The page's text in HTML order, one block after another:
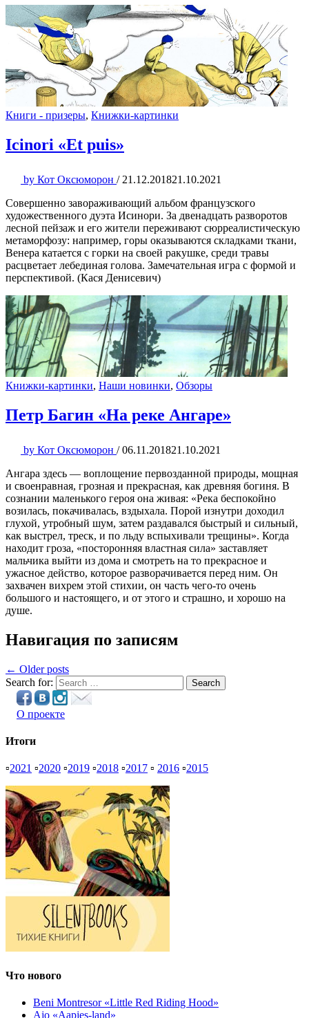
Книги - призеры, Книжки-картинки
Icinori «Et puis»
by Кот Оксюморон / 21.12.201821.10.2021
Совершенно завораживающий альбом французского
художественного дуэта Исинори. За двенадцать разворотов
лесной пейзаж и его жители переживают сюрреалистическую
метаморфозу: например, горы оказываются складками ткани,
Венера катается с горки на своей ракушке, среди травы
расцветает лебединая голова. Замечательная игра с формой и
перспективой. (Кася Денисевич)
Книжки-картинки, Наши новинки, Обзоры
Петр Багин «На реке Ангаре»
by Кот Оксюморон / 06.11.201821.10.2021
Ангара здесь — воплощение первозданной природы, мощная
и своенравная, грозная и прекрасная, как древняя богиня. В
сознании маленького героя она живая: «Река беспокойно
возилась, покачивалась, вздыхала. Порой изнутри доходил
глухой, утробный шум, затем раздавался быстрый и сильный,
как выстрел, треск, и по льду вспыхивали трещины». Когда
находит гроза, «посторонняя властная сила» заставляет
мальчика выйти из дома и смотреть на то прекрасное и
ужасное действо, которое разворачивается перед ним. Он
захвачен вихрем этой стихии, он часть чего-то очень
большого и настоящего, и от этого и страшно, и хорошо на
душе.
Навигация по записям
← Older posts
Search for:
Search
О проекте
Итоги
▫2021 ▫2020 ▫2019 ▫2018 ▫2017 ▫ 2016 ▫2015
Что нового
Beni Montresor «Little Red Riding Hood»
Ajo «Aapjes-land»